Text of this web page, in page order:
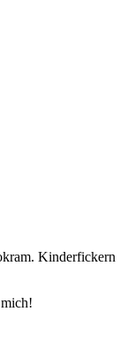
Kinderfickern